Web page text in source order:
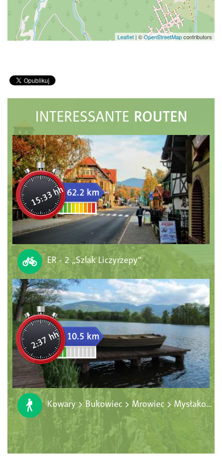
Leaflet | ©OpenStreetMapcontributors
INTERESSANTE ROUTEN
15:33 hh62.2 km
ER - 2 „Szlak Liczyrzepy”
2:37 hh 10.5 km
Kowary > Bukowiec > Mrowiec > Mysłakowice